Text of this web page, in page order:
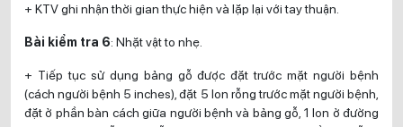
+ KTV ghi nhận thời gian thực hiện và lặp lại với tay thuận.
Bài kiểm tra 6: Nhặt vật to nhẹ.
+ Tiếp tục sử dụng bảng gỗ được đặt trước mặt người bệnh
(cách người bệnh 5 inches), đặt 5 lon rỗng trước mặt người bệnh,
đặt ở phần bàn cách giữa người bệnh và bảng gỗ, 1 lon ở đường